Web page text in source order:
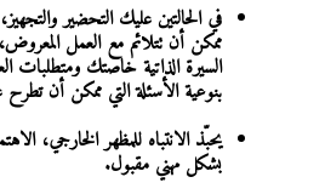
في الحالتين عليك التحضير
ممكن أن تتلائم مع العمل
السيرة الذاتية خاصتك ومتطلبات
بنوعية الأسئلة التي ممكن أن
يحبّذ الانتباه للمظهر الخارجي،
بشكل مهني مقبول.